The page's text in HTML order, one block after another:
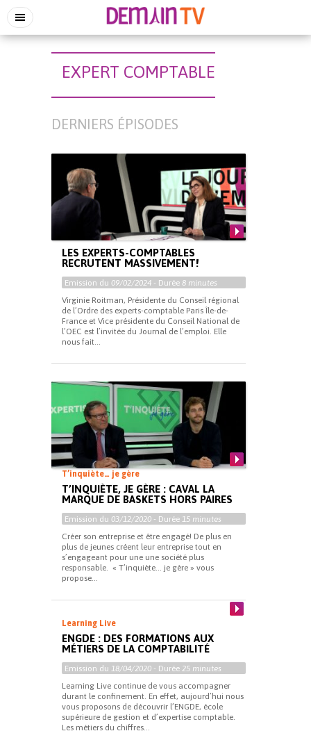
EXPERT COMPTABLE
DERNIERS ÉPISODES
LES EXPERTS-COMPTABLES
RECRUTENT MASSIVEMENT!
Emission du 09/02/2024 - Durée 8 minutes
Virginie Roitman, Présidente du Conseil régional
de l’Ordre des experts-comptable Paris Île-de-
France et Vice présidente du Conseil National de
l’OEC est l’invitée du Journal de l’emploi. Elle
nous fait...
T’inquiète… je gère
T’INQUIÈTE, JE GÈRE : CAVAL LA
MARQUE DE BASKETS HORS PAIRES
Emission du 03/12/2020 - Durée 15 minutes
Créer son entreprise et être engagé! De plus en
plus de jeunes créent leur entreprise tout en
s’engageant pour une une société plus
responsable. « T’inquiète… je gère » vous
propose...
Learning Live
ENGDE : DES FORMATIONS AUX
MÉTIERS DE LA COMPTABILITÉ
Emission du 18/04/2020 - Durée 25 minutes
Learning Live continue de vous accompagner
durant le confinement. En effet, aujourd’hui nous
vous proposons de découvrir l’ENGDE, école
supérieure de gestion et d’expertise comptable.
Les métiers du chiffres...